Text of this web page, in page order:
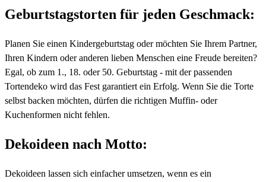
Geburtstagstorten für jeden Geschmack:
Planen Sie einen Kindergeburtstag oder möchten Sie Ihrem Partner,
Ihren Kindern oder anderen lieben Menschen eine Freude bereiten?
Egal, ob zum 1., 18. oder 50. Geburtstag - mit der passenden
Tortendeko wird das Fest garantiert ein Erfolg. Wenn Sie die Torte
selbst backen möchten, dürfen die richtigen Muffin- oder
Kuchenformen nicht fehlen.
Dekoideen nach Motto:
Dekoideen lassen sich einfacher umsetzen, wenn es ein